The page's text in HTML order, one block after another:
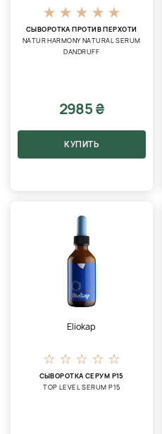
СЫВОРОТКА ПРОТИВ ПЕРХОТИ
NATUR HARMONY NATURAL SERUM
DANDRUFF
2985 ₴
КУПИТЬ
Eliokap
СЫВОРОТКА СЕРУМ Р15
TOP LEVEL SERUM P15